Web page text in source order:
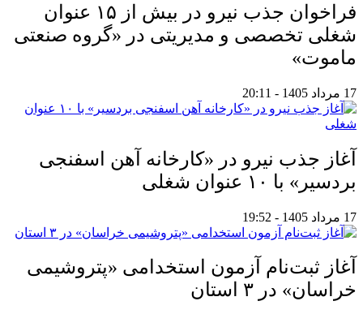
فراخوان جذب نیرو در بیش از ۱۵ عنوان
شغلی تخصصی و مدیریتی در «گروه صنعتی
ماموت»
17 مرداد 1405 - 20:11
آغاز جذب نیرو در «کارخانه آهن اسفنجی
بردسیر» با ۱۰ عنوان شغلی
17 مرداد 1405 - 19:52
آغاز ثبت‌نام آزمون استخدامی «پتروشیمی
خراسان» در ۳ استان